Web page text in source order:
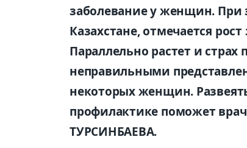
заболевание у женщин. При
Казахстане, отмечается
Параллельно растет и
неправильными
некоторых женщин.
профилактике поможет
ТУРСИНБАЕВА.